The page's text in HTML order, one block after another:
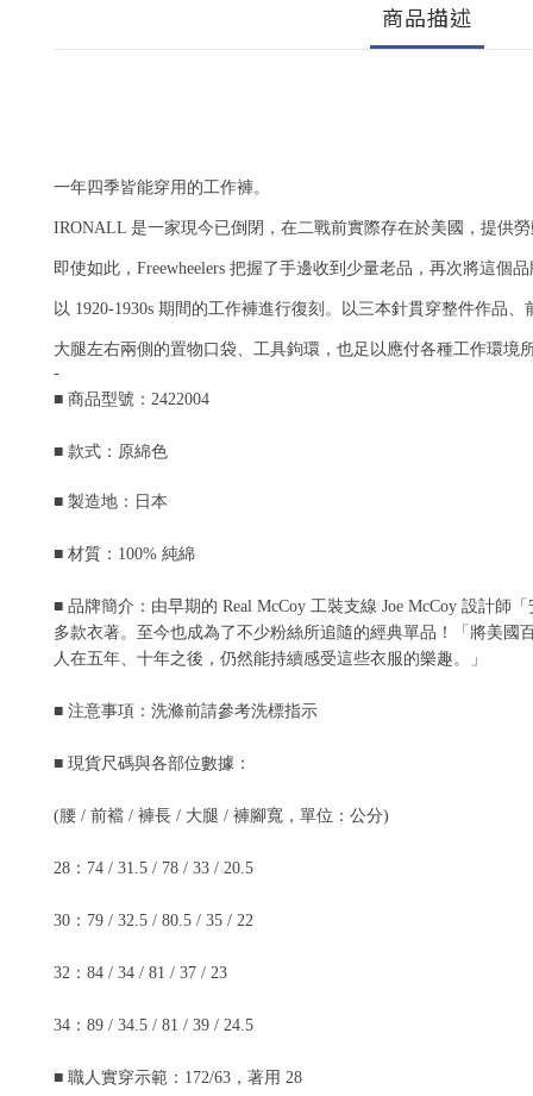
商品描述
一年四季皆能穿用的工作褲。
IRONALL 是一家現今已倒閉，在二戰前實際存在於美國，提供
即使如此，Freewheelers 把握了手邊收到少量老品，再次將這個
以 1920-1930s 期間的工作褲進行復刻。以三本針貫穿整件作品
大腿左右兩側的置物口袋、工具鉤環，也足以應付各種工作環境
-
■ 商品型號：2422004
■ 款式：原綿色
■ 製造地：日本
■ 材質：100% 純綿
■ 品牌簡介：由早期的 Real McCoy 工裝支線 Joe McCoy 設計
多款衣著。至今也成為了不少粉絲所追隨的經典單品！「將美國
人在五年、十年之後，仍然能持續感受這些衣服的樂趣。」
■ 注意事項：洗滌前請參考洗標指示
■ 現貨尺碼與各部位數據：
(腰 / 前襠 / 褲⻑ / 大腿 / 褲腳寬，單位：公分)
28：74 / 31.5 / 78 / 33 / 20.5
30：79 / 32.5 / 80.5 / 35 / 22
32：84 / 34 / 81 / 37 / 23
34：89 / 34.5 / 81 / 39 / 24.5
■ 職人實穿示範：172/63，著用 28